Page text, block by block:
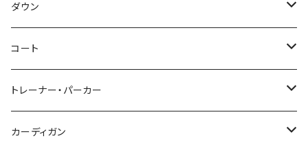
～44/S
46/M
48/L
50/XL～
ダウン
～44/S
46/M
48/L
コート
～44/S
46/M
トレーナー・パーカー
～44/S
カーディガン